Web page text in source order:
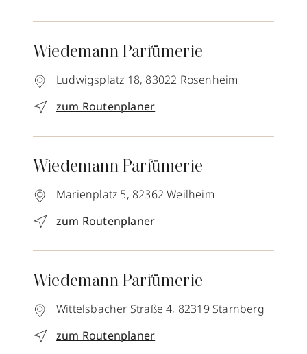
Wiedemann Parfümerie
Ludwigsplatz 18, 83022 Rosenheim
zum Routenplaner
Wiedemann Parfümerie
Marienplatz 5, 82362 Weilheim
zum Routenplaner
Wiedemann Parfümerie
Wittelsbacher Straße 4, 82319 Starnberg
zum Routenplaner